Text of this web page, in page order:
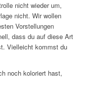
nicht wieder um,
nicht. Wir wollen
Vorstellungen
dass du auf diese Art
Vielleicht kommst du
noch koloriert hast,